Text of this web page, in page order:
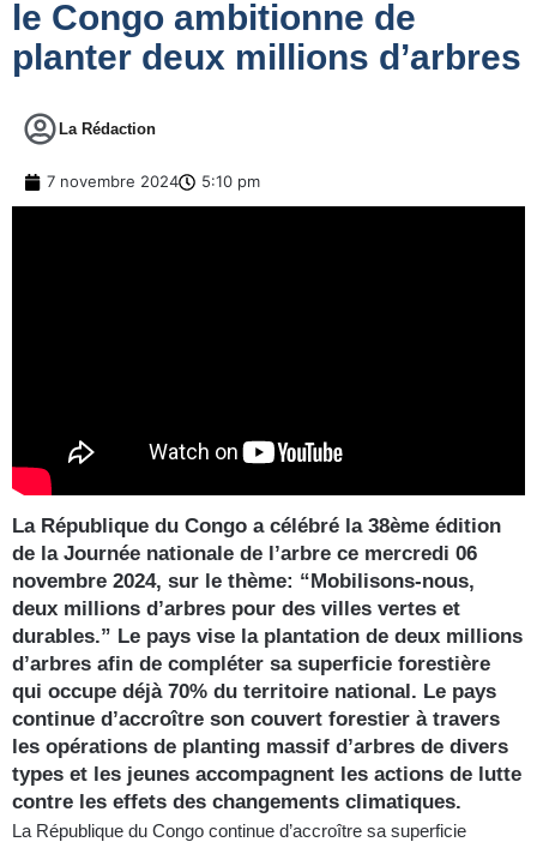
le Congo ambitionne de
planter deux millions d’arbres
La Rédaction
7 novembre 2024 5:10 pm
La République du Congo a célébré la 38ème édition
de la Journée nationale de l’arbre ce mercredi 06
novembre 2024, sur le thème: “Mobilisons-nous,
deux millions d’arbres pour des villes vertes et
durables.” Le pays vise la plantation de deux millions
d’arbres afin de compléter sa superficie forestière
qui occupe déjà 70% du territoire national. Le pays
continue d’accroître son couvert forestier à travers
les opérations de planting massif d’arbres de divers
types et les jeunes accompagnent les actions de lutte
contre les effets des changements climatiques.
La République du Congo continue d’accroître sa superficie